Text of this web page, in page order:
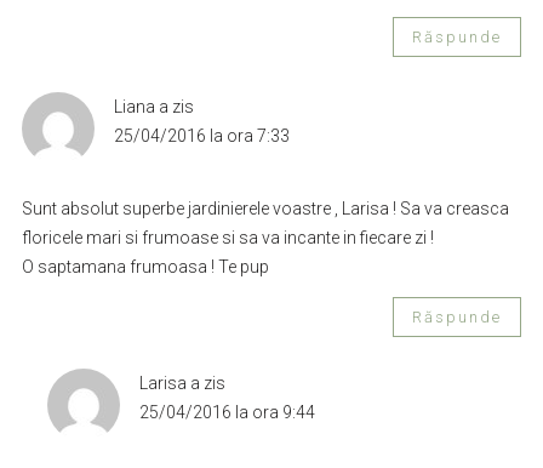
Răspunde
Liana a zis
25/04/2016 la ora 7:33
Sunt absolut superbe jardinierele voastre , Larisa ! Sa va creasca
floricele mari si frumoase si sa va incante in fiecare zi !
O saptamana frumoasa ! Te pup
Răspunde
Larisa a zis
25/04/2016 la ora 9:44